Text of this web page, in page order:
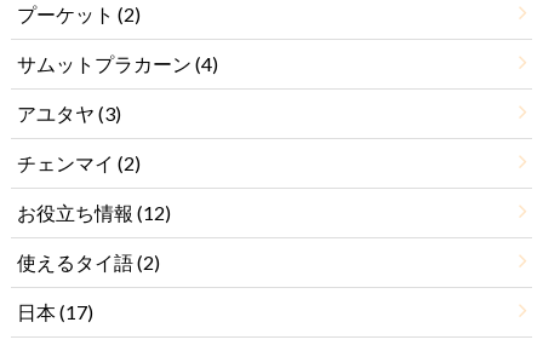
プーケット (2)
サムットプラカーン (4)
アユタヤ (3)
チェンマイ (2)
お役立ち情報 (12)
使えるタイ語(2)
日本(17)